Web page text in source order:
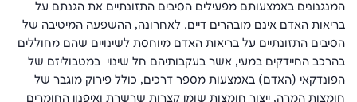
המנגנונים באמצעותם מפעילים הסיבים התזונתיים את הגנתם על
בריאות האדם אינם מובהרים דיים. לאחרונה, ההשפעה המיטיבה של
הסיבים התזונתיים על בריאות האדם מיוחסת לשינויים שהם מחוללים
בהרכב החיידקים במעי, אשר בעקבותיהם חל שינוי במטבוליזם של
הפונדקאי (האדם) באמצעות מספר דרכים, כולל פירוק מוגבר של
חומצות המרה, ייצור חומצות שומן קצרות שרשרת ואיפנון החומרים